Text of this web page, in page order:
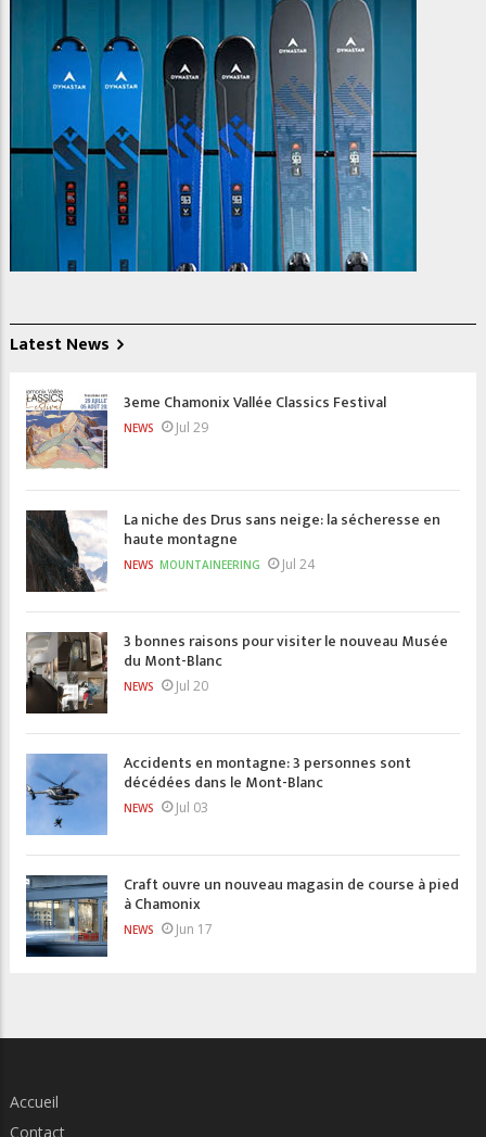
Latest News
3eme Chamonix Vallée Classics Festival
NEWS Jul 29
La niche des Drus sans neige: la sécheresse en
haute montagne
NEWS MOUNTAINEERING Jul 24
3 bonnes raisons pour visiter le nouveau Musée
du Mont-Blanc
NEWS Jul 20
Accidents en montagne: 3 personnes sont
décédées dans le Mont-Blanc
NEWS Jul 03
Craft ouvre un nouveau magasin de course à pied
à Chamonix
NEWS Jun 17
Accueil
Contact